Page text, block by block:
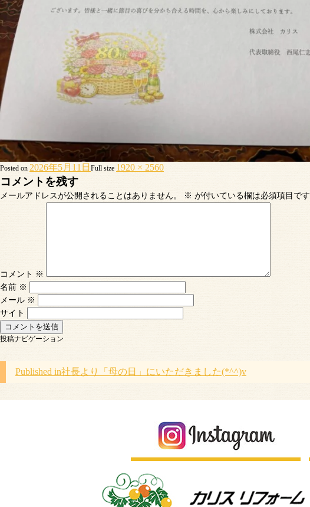
Posted on 2026年5月11日 Full size 1920 × 2560
コメントを残す
メールアドレスが公開されることはありません。 ※ が付いている欄は必須項目です
コメント ※
名前 ※
メール ※
サイト
投稿ナビゲーション
Published in社長より「母の日」にいただきました(*^^)v